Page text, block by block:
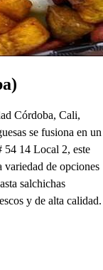
Córdoba, Cali,
se fusiona en un
54 14 Local 2, este
variedad de opciones
salchichas
y de alta calidad.